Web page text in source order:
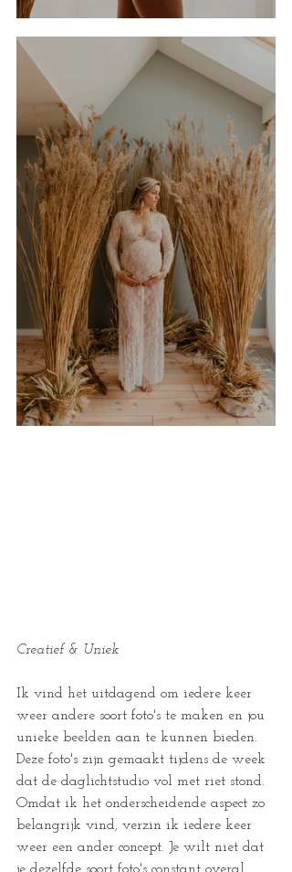
Creatief & Uniek
Ik vind het uitdagend om iedere keer
weer andere soort foto's te maken en jou
unieke beelden aan te kunnen bieden.
Deze foto's zijn gemaakt tijdens de week
dat de daglichtstudio vol met riet stond.
Omdat ik het onderscheidende aspect zo
belangrijk vind, verzin ik iedere keer
weer een ander concept. Je wilt niet dat